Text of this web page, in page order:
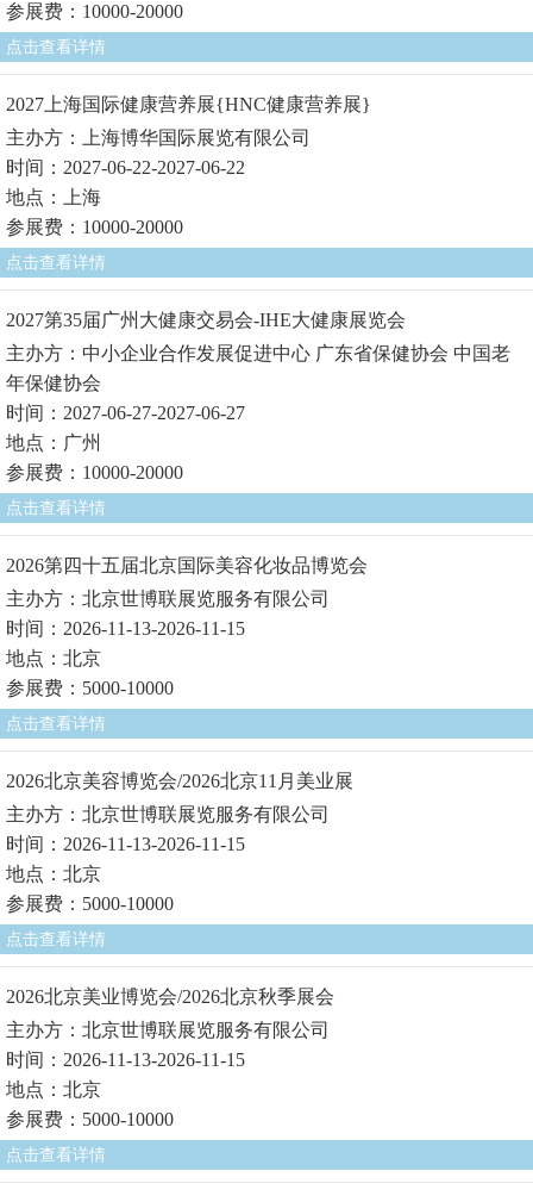
参展费：10000-20000
点击查看详情
2027上海国际健康营养展{HNC健康营养展}
主办方：上海博华国际展览有限公司
时间：2027-06-22-2027-06-22
地点：上海
参展费：10000-20000
点击查看详情
2027第35届广州大健康交易会-IHE大健康展览会
主办方：中小企业合作发展促进中心 广东省保健协会 中国老
年保健协会
时间：2027-06-27-2027-06-27
地点：广州
参展费：10000-20000
点击查看详情
2026第四十五届北京国际美容化妆品博览会
主办方：北京世博联展览服务有限公司
时间：2026-11-13-2026-11-15
地点：北京
参展费：5000-10000
点击查看详情
2026北京美容博览会/2026北京11月美业展
主办方：北京世博联展览服务有限公司
时间：2026-11-13-2026-11-15
地点：北京
参展费：5000-10000
点击查看详情
2026北京美业博览会/2026北京秋季展会
主办方：北京世博联展览服务有限公司
时间：2026-11-13-2026-11-15
地点：北京
参展费：5000-10000
点击查看详情